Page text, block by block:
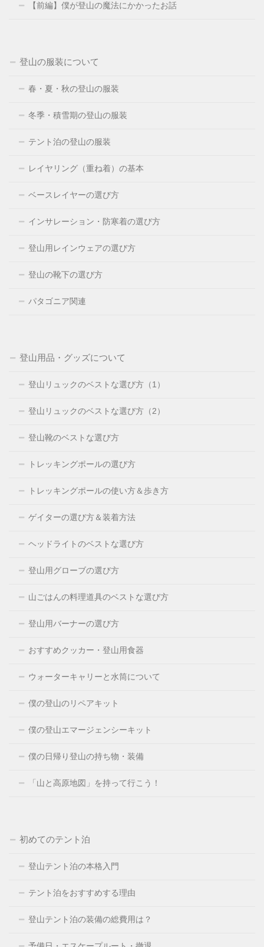
【前編】僕が登山の魔法にかかったお話
登山の服装について
春・夏・秋の登山の服装
冬季・積雪期の登山の服装
テント泊の登山の服装
レイヤリング（重ね着）の基本
ベースレイヤーの選び方
インサレーション・防寒着の選び方
登山用レインウェアの選び方
登山の靴下の選び方
パタゴニア関連
登山用品・グッズについて
登山リュックのベストな選び方（1）
登山リュックのベストな選び方（2）
登山靴のベストな選び方
トレッキングポールの選び方
トレッキングポールの使い方＆歩き方
ゲイターの選び方＆装着方法
ヘッドライトのベストな選び方
登山用グローブの選び方
山ごはんの料理道具のベストな選び方
登山用バーナーの選び方
おすすめクッカー・登山用食器
ウォーターキャリーと水筒について
僕の登山のリペアキット
僕の登山エマージェンシーキット
僕の日帰り登山の持ち物・装備
「山と高原地図」を持って行こう！
初めてのテント泊
登山テント泊の本格入門
テント泊をおすすめする理由
登山テント泊の装備の総費用は？